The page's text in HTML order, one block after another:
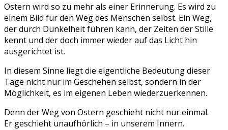
Ostern wird so zu mehr als einer Erinnerung. Es wird zu
einem Bild für den Weg des Menschen selbst. Ein Weg,
der durch Dunkelheit führen kann, der Zeiten der Stille
kennt und der doch immer wieder auf das Licht hin
ausgerichtet ist.
In diesem Sinne liegt die eigentliche Bedeutung dieser
Tage nicht nur im Geschehen selbst, sondern in der
Möglichkeit, es im eigenen Leben wiederzuerkennen.
Denn der Weg von Ostern geschieht nicht nur einmal.
Er geschieht unaufhörlich – in unserem Innern.